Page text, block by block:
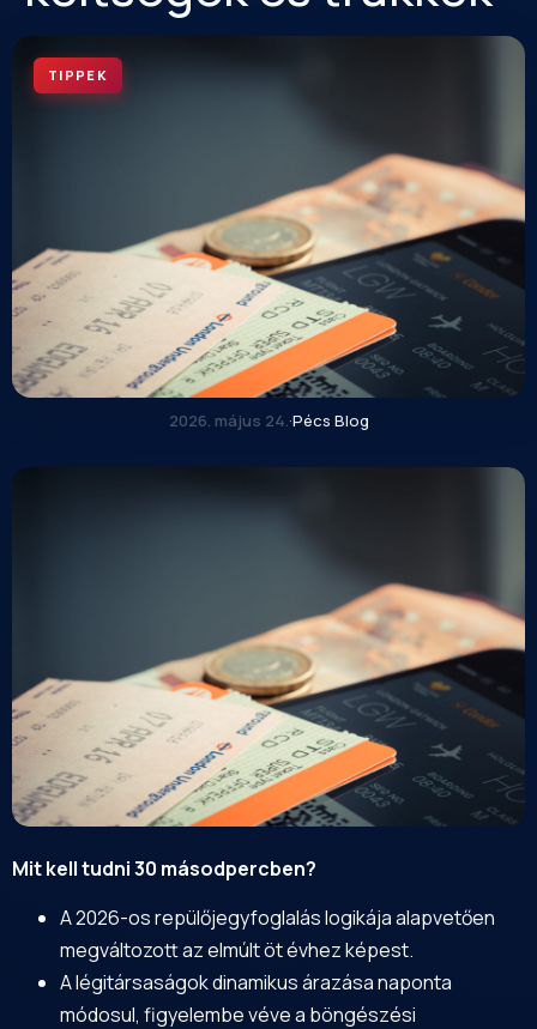
TIPPEK
2026. május 24. ·Pécs Blog
Mit kell tudni 30 másodpercben?
A 2026-os repülőjegyfoglalás logikája alapvetően
megváltozott az elmúlt öt évhez képest.
A légitársaságok dinamikus árazása naponta
módosul, figyelembe véve a böngészési